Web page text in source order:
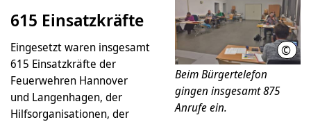
©
Beim Bürgertelefon
gingen insgesamt 875
Anrufe ein.
615 Einsatzkräfte
Eingesetzt waren insgesamt
615 Einsatzkräfte der
Feuerwehren Hannover
und Langenhagen, der
Hilfsorganisationen, der